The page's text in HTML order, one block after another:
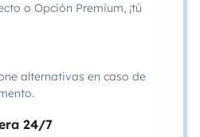
o Opción Premium, ¡tú
alternativas en caso de
24/7